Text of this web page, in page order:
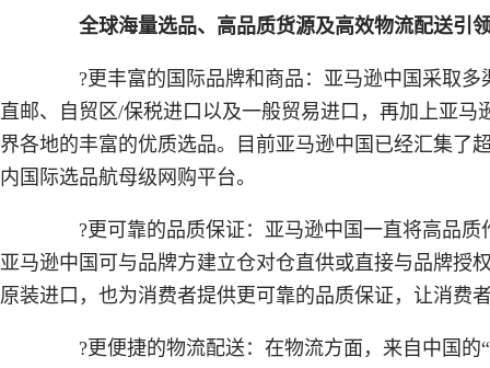
全球海量选品、高品质货源及高效物流配送引
?更丰富的国际品牌和商品：亚马逊中国采取多
直邮、自贸区/保税进口以及一般贸易进口，再加上亚
界各地的丰富的优质选品。目前亚马逊中国已经汇集了
内国际选品航母级网购平台。
?更可靠的品质保证：亚马逊中国一直将高品质
亚马逊中国可与品牌方建立仓对仓直供或直接与品牌授
原装进口，也为消费者提供更可靠的品质保证，让消费
?更便捷的物流配送：在物流方面，来自中国的